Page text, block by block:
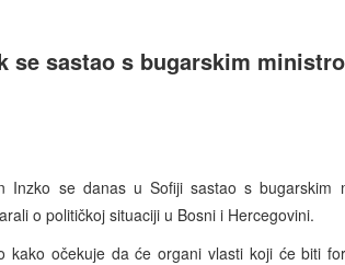
se sastao s bugarskim
Inzko se danas u Sofiji sastao s bugarskim
o političkoj situaciji u Bosni i Hercegovini.
kako očekuje da će organi vlasti koji će biti